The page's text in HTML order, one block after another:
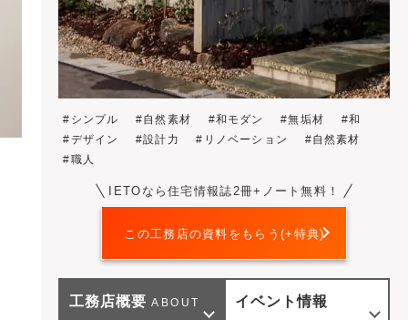
シンプル 自然素材 和モダン 無垢材
和
デザイン
設計力 リノベーション
自然素材
職人
IETOなら住宅情報誌2冊+ノート無料！
この工務店の資料をもらう(+特典)
工務店概要 ABOUT イベント情報